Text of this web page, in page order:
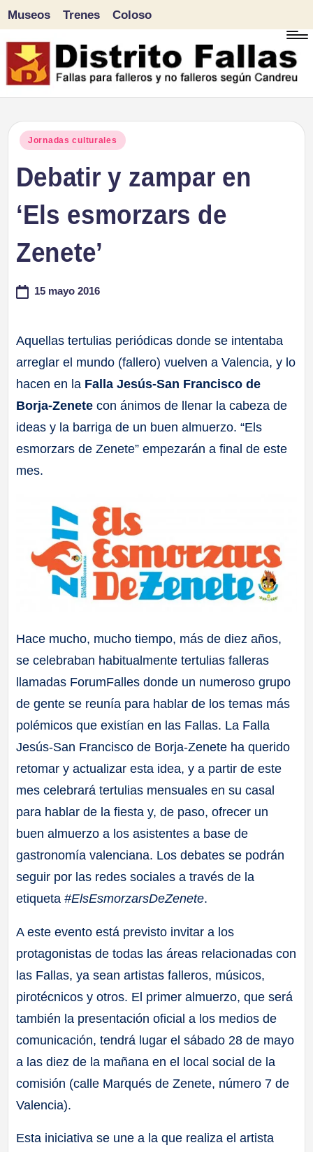
Saltar
al
Museos Trenes Coloso
Publicado
Jornadas culturales
Debatir y zampar en
‘Els esmorzars de
Zenete’
15 mayo 2016
Aquellas tertulias periódicas donde se intentaba
arreglar el mundo (fallero) vuelven a Valencia, y lo
hacen en la Falla Jesús-San Francisco de
Borja-Zenete con ánimos de llenar la cabeza de
ideas y la barriga de un buen almuerzo. “Els
esmorzars de Zenete” empezarán a final de este
mes.
Hace mucho, mucho tiempo, más de diez años,
se celebraban habitualmente tertulias falleras
llamadas ForumFalles donde un numeroso grupo
de gente se reunía para hablar de los temas más
polémicos que existían en las Fallas. La Falla
Jesús-San Francisco de Borja-Zenete ha querido
retomar y actualizar esta idea, y a partir de este
mes celebrará tertulias mensuales en su casal
para hablar de la fiesta y, de paso, ofrecer un
buen almuerzo a los asistentes a base de
gastronomía valenciana. Los debates se podrán
seguir por las redes sociales a través de la
etiqueta#ElsEsmorzarsDeZenete.
A este evento está previsto invitar a los
protagonistas de todas las áreas relacionadas con
las Fallas, ya sean artistas falleros, músicos,
pirotécnicos y otros. El primer almuerzo, que será
también la presentación oficial a los medios de
comunicación, tendrá lugar el sábado 28 de mayo
a las diez de la mañana en el local social de la
comisión (calle Marqués de Zenete, número 7 de
Valencia).
Esta iniciativa se une a la que realiza el artista